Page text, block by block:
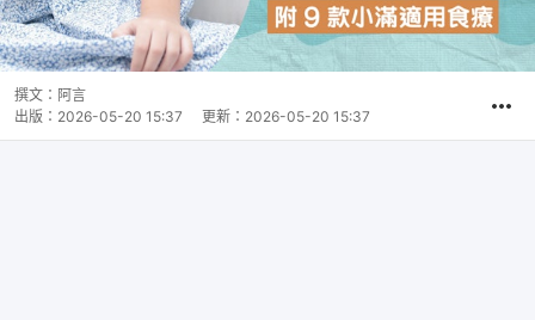
撰文： 阿言
出版： 2026-05-20 15:37 更新： 2026-05-20 15:37